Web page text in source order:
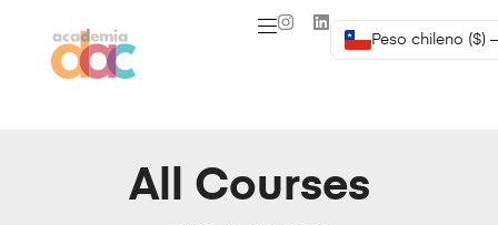
Peso chileno ($)
All Courses